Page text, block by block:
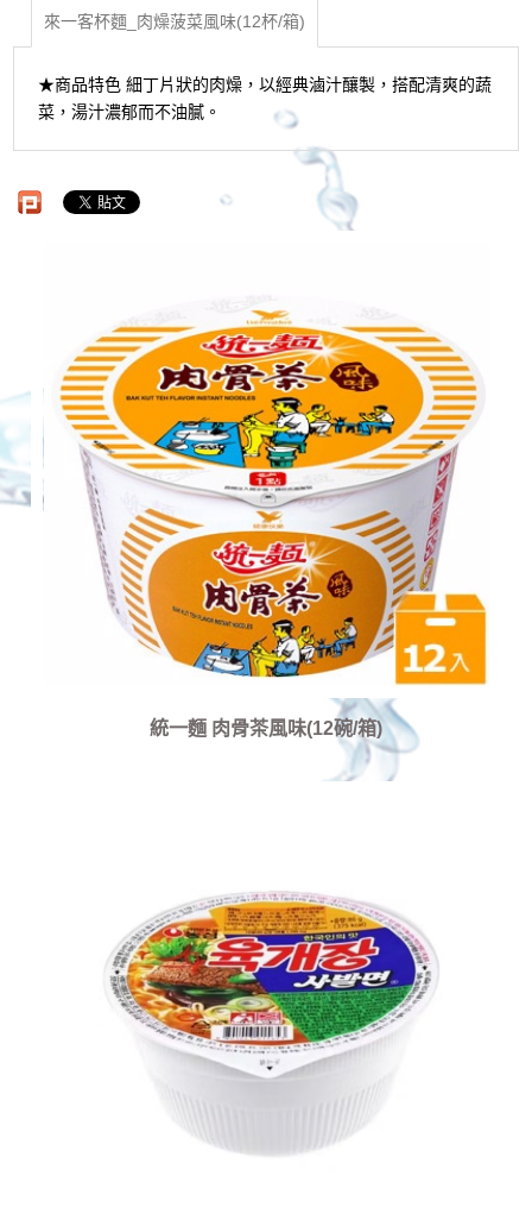
來一客杯麵_肉燥菠菜風味(12杯/箱)
★商品特色 細丁片狀的肉燥，以經典滷汁釀製，搭配清爽的蔬
菜，湯汁濃郁而不油膩。
統一麵 肉骨茶風味(12碗/箱)